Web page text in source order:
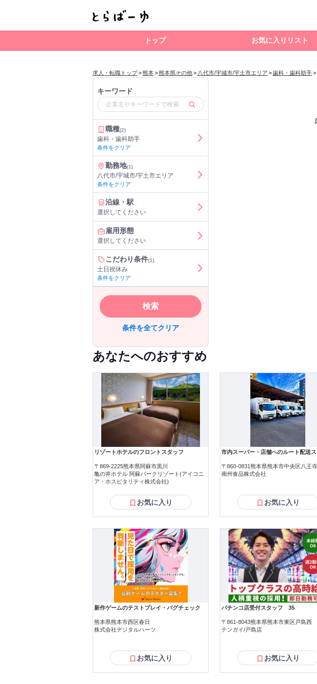
トップ お気に入りリスト
求人・転職トップ>熊本>熊本県その他> 八代市/宇城市/宇土市エリア >歯科・歯科助手>
キーワード
職種(2)
歯科・歯科助手
条件をクリア
勤務地(1)
八代市/宇城市/宇土市エリア
条件をクリア
沿線・駅
選択してください
雇用形態
選択してください
こだわり条件(1)
土日祝休み
条件をクリア
検索
条件を全てクリア
あなたへのおすすめ
リゾートホテルのフロントスタッフ
〒869-2225熊本県阿蘇市黒川
亀の井ホテル 阿蘇パークリゾート(アイコニ
ア・ホスピタリティ株式会社)
お気に入り
市内スーパー・店舗へのルート配送
〒860-0831熊本県熊本市中央区八王
南州食品株式会社
お気に入り
新作ゲームのテストプレイ・バグチェック
熊本県熊本市西区春日
株式会社デジタルハーツ
お気に入り
パチンコ店受付スタッフ 35
〒861-8043熊本県熊本市東区戸島西
テンガイ/戸島店
お気に入り